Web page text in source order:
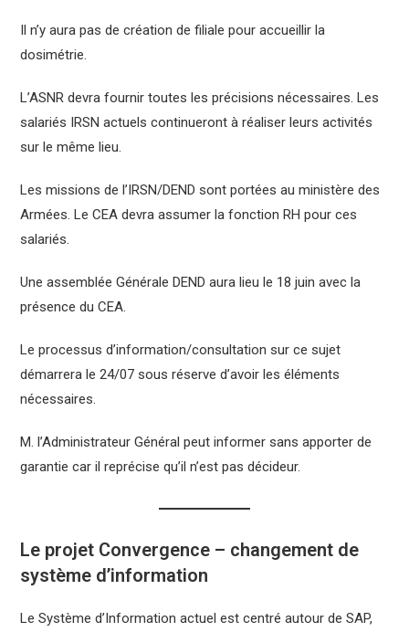
Il n’y aura pas de création de filiale pour accueillir la
dosimétrie.
L’ASNR devra fournir toutes les précisions nécessaires. Les
salariés IRSN actuels continueront à réaliser leurs activités
sur le même lieu.
Les missions de l’IRSN/DEND sont portées au ministère des
Armées. Le CEA devra assumer la fonction RH pour ces
salariés.
Une assemblée Générale DEND aura lieu le 18 juin avec la
présence du CEA.
Le processus d’information/consultation sur ce sujet
démarrera le 24/07 sous réserve d’avoir les éléments
nécessaires.
M. l’Administrateur Général peut informer sans apporter de
garantie car il reprécise qu’il n’est pas décideur.
Le projet Convergence – changement de
système d’information
Le Système d’Information actuel est centré autour de SAP,